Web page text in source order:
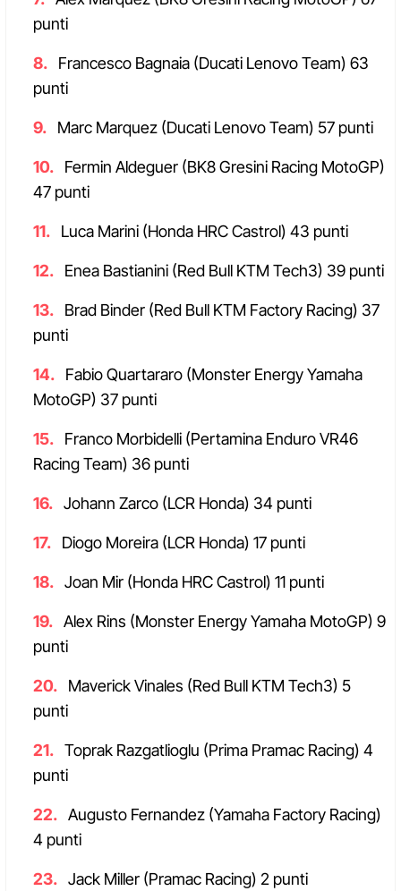
punti
Francesco Bagnaia (Ducati Lenovo Team) 63
punti
Marc Marquez (Ducati Lenovo Team) 57 punti
Fermin Aldeguer (BK8 Gresini Racing MotoGP)
47 punti
Luca Marini (Honda HRC Castrol) 43 punti
Enea Bastianini (Red Bull KTM Tech3) 39 punti
Brad Binder (Red Bull KTM Factory Racing) 37
punti
Fabio Quartararo (Monster Energy Yamaha
MotoGP) 37 punti
Franco Morbidelli (Pertamina Enduro VR46
Racing Team) 36 punti
Johann Zarco (LCR Honda) 34 punti
Diogo Moreira (LCR Honda) 17 punti
Joan Mir (Honda HRC Castrol) 11 punti
Alex Rins (Monster Energy Yamaha MotoGP) 9
punti
Maverick Vinales (Red Bull KTM Tech3) 5
punti
Toprak Razgatlioglu (Prima Pramac Racing) 4
punti
Augusto Fernandez (Yamaha Factory Racing)
4 punti
Jack Miller (Pramac Racing) 2 punti